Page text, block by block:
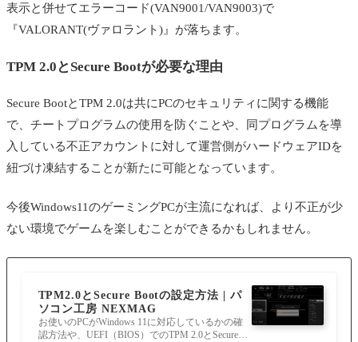
トールする
よくある質問（FAQ）
VAN9001とVAN9003の違いは？
TPM 2.0って何？難しい設定なの？
Secure Bootを有効にしても起動しない場合
Windows10でも同じエラーは出る？
BIOSを触るのが怖いんだけど大丈夫？
VAN9090エラーが出た場合は？
表示と併せてエラーコード(VAN9001/VAN9003)で
『VALORANT(ヴァロラント)』が落ちます。
TPM 2.0とSecure Bootが必要な理由
Secure BootとTPM 2.0は共にPCのセキュリティに関する機能
で、チートプログラムの使用を防ぐことや、同プログラムを導
入している不正アカウントに対して運営側がハードウェアIDを
紐づけ凍結することが新たに可能となっています。
今後Windows11のゲーミングPCが主流になれば、より不正が少
ない環境でゲームを楽しむことができるかもしれません。
TPM2.0とSecure Bootの設定方法 | パ
ソコン工房 NEXMAG
お使いのPCがWindows 11に対応しているかの確
認方法や、UEFI（BIOS）でのTPM 2.0とSecure B